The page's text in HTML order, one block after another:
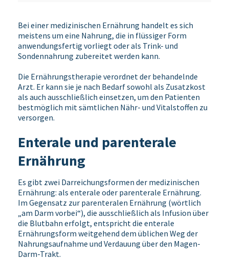
Bei einer medizinischen Ernährung handelt es sich
meistens um eine Nahrung, die in flüssiger Form
anwendungsfertig vorliegt oder als Trink- und
Sondennahrung zubereitet werden kann.
Die Ernährungstherapie verordnet der behandelnde
Arzt. Er kann sie je nach Bedarf sowohl als Zusatzkost
als auch ausschließlich einsetzen, um den Patienten
bestmöglich mit sämtlichen Nähr- und Vitalstoffen zu
versorgen.
Enterale und parenterale
Ernährung
Es gibt zwei Darreichungsformen der medizinischen
Ernährung: als enterale oder parenterale Ernährung.
Im Gegensatz zur parenteralen Ernährung (wörtlich
„am Darm vorbei“), die ausschließlich als Infusion über
die Blutbahn erfolgt, entspricht die enterale
Ernährungsform weitgehend dem üblichen Weg der
Nahrungsaufnahme und Verdauung über den Magen-
Darm-Trakt.